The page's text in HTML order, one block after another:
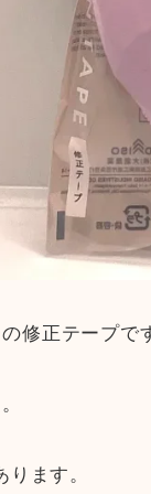
修正テープで
ます。